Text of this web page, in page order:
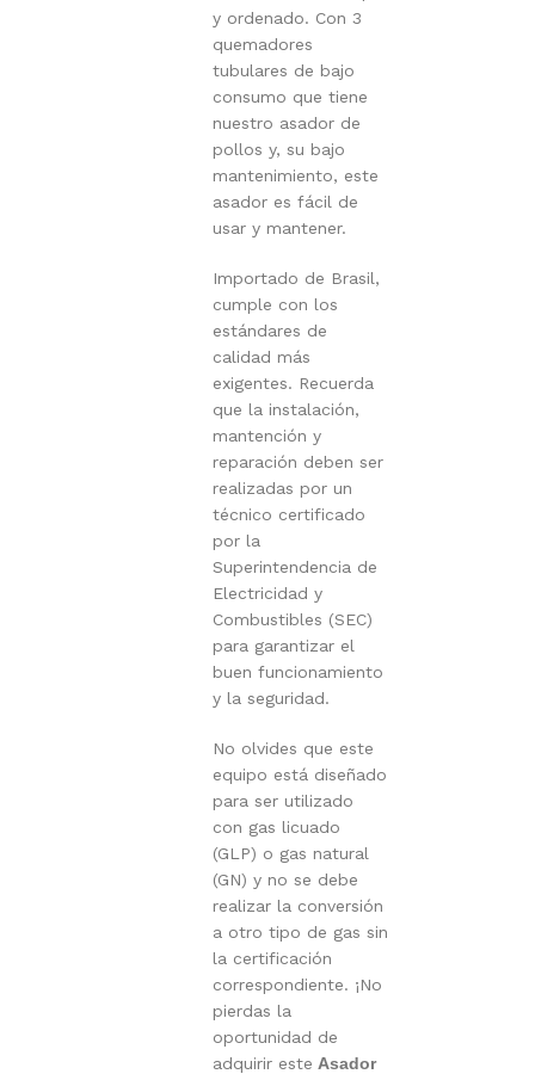
y ordenado. Con 3
quemadores
tubulares de bajo
consumo que tiene
nuestro asador de
pollos y, su bajo
mantenimiento, este
asador es fácil de
usar y mantener.
Importado de Brasil,
cumple con los
estándares de
calidad más
exigentes. Recuerda
que la instalación,
mantención y
reparación deben ser
realizadas por un
técnico certificado
por la
Superintendencia de
Electricidad y
Combustibles (SEC)
para garantizar el
buen funcionamiento
y la seguridad.
No olvides que este
equipo está diseñado
para ser utilizado
con gas licuado
(GLP) o gas natural
(GN) y no se debe
realizar la conversión
a otro tipo de gas sin
la certificación
correspondiente. ¡No
pierdas la
oportunidad de
adquirir este Asador